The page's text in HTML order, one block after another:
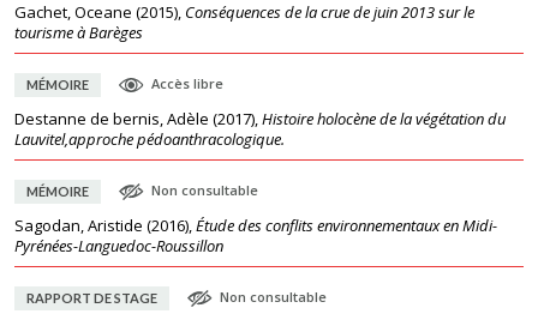
Gachet, Oceane (2015), Conséquences de la crue de juin 2013 sur le
tourisme à Barèges
MÉMOIRE Accès libre
Destanne de bernis, Adèle (2017),Histoire holocène de la végétation du
Lauvitel,approche pédoanthracologique.
MÉMOIRE Non consultable
Sagodan, Aristide (2016),Étude des conflits environnementaux en Midi-
Pyrénées-Languedoc-Roussillon
RAPPORT DE STAGE Non consultable